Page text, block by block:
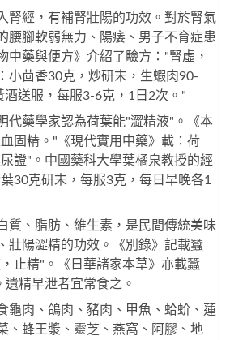
腎經，有補腎壯陽的功效。對於腎氣
腰腳軟弱無力、陽痿、男子不育症患
中藥與便方》介紹了驗方："腎虛，
小茴香30克，炒研末，生蝦肉90-
酒送服，每服3-6克，1日2次。"
代藥學家認為荷葉能"澀精液"。《本
固精。"《現代實用中藥》載：荷
證"。中國藥科大學葉橘泉教授的經
30克研末，每服3克，每日早晚各1
質、脂肪、維生素，是民間傳統美味
壯陽澀精的功效。《別錄》記載蠶
止精"。《日華諸家本草》亦載蠶
精早泄者宜常食之。
龜肉、鴿肉、豬肉、甲魚、蛤蚧、蓮
、蜂王漿、靈芝、燕窩、阿膠、地